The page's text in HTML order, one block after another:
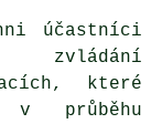
účastníci
zvládání
které
v průběhu